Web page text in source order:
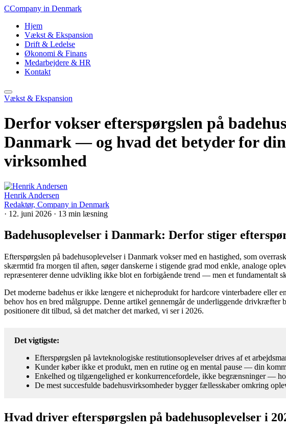
CCompany in Denmark
Hjem
Vækst & Ekspansion
Drift & Ledelse
Økonomi & Finans
Medarbejdere & HR
Kontakt
Vækst & Ekspansion
Derfor vokser efterspørgslen på
Danmark — og hvad det betyder for din
virksomhed
Henrik Andersen
Redaktør, Company in Denmark
· 12. juni 2026 · 13 min læsning
Badehusoplevelser i Danmark: Derfor stiger
Efterspørgslen på badehusoplevelser i Danmark vokser med en hastighed, som
skærmtid fra morgen til aften, søger danskerne i stigende grad mod enkle, analoge
repræsenterer denne udvikling ikke blot en forbigående trend — men et fundamentalt
Det moderne badehus er ikke længere et nicheprodukt for hardcore vinterbadere
behov hos en bred målgruppe. Denne artikel gennemgår de underliggende drivkræfter
positionere dit tilbud, så det matcher det marked, vi ser i 2026.
Det vigtigste:
Efterspørgslen på lavteknologiske restitutionsoplevelser drives af et
Kunder køber ikke et produkt, men en rutine og en mental pause — din
Enkelhed og tilgængelighed er konkurrencefordele, ikke begrænsninger —
De mest succesfulde badehusvirksomheder bygger fællesskaber omkring
Hvad driver efterspørgslen på badehusoplevelser i